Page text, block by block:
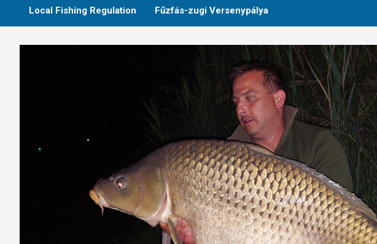
Local Fishing Regulation Fűzfás-zugi Versenypálya